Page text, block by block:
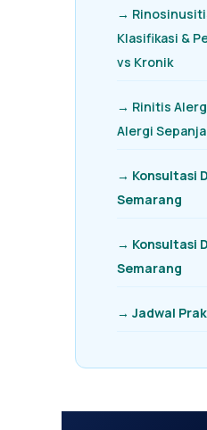
→
Klasifikasi &
vs Kronik
→ Rinitis
Alergi
→ Konsultasi
Semarang
→ Konsultasi
Semarang
→ Jadwal